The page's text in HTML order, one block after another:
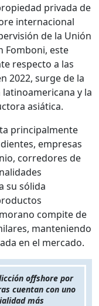
privada de
internacional
de la Unión
Fomboni, este
respecto a las
2022, surge de la
y la
asiática.
principalmente
empresas
corredores de
su sólida
compite de
manteniendo
en el mercado.
offshore por
cuentan con uno
más